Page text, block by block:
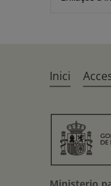
Inici